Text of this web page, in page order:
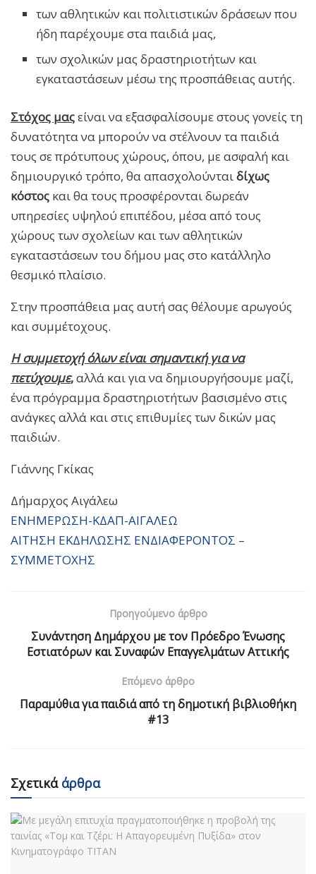
των αθλητικών και πολιτιστικών δράσεων που
ήδη παρέχουμε στα παιδιά μας,
των σχολικών μας δραστηριοτήτων και
εγκαταστάσεων μέσω της προσπάθειας αυτής.
Στόχος μαςείναι να εξασφαλίσουμε στους γονείς τη
δυνατότητα να μπορούν να στέλνουν τα παιδιά
τους σε πρότυπους χώρους, όπου, με ασφαλή και
δημιουργικό τρόπο, θα απασχολούνταιδίχως
κόστος και θα τους προσφέρονται δωρεάν
υπηρεσίες υψηλού επιπέδου, μέσα από τους
χώρους των σχολείων και των αθλητικών
εγκαταστάσεων του δήμου μας στο κατάλληλο
θεσμικό πλαίσιο.
Στην προσπάθεια μας αυτή σας θέλουμε αρωγούς
και συμμέτοχους.
Η συμμετοχή όλων είναι σημαντική για να
πετύχουμε,αλλά και για να δημιουργήσουμε μαζί,
ένα πρόγραμμα δραστηριοτήτων βασισμένο στις
ανάγκες αλλά και στις επιθυμίες των δικών μας
παιδιών.
Γιάννης Γκίκας
Δήμαρχος Αιγάλεω
ΕΝΗΜΕΡΩΣΗ-ΚΔΑΠ-ΑΙΓΑΛΕΩ
ΑΙΤΗΣΗ ΕΚΔΗΛΩΣΗΣ ΕΝΔΙΑΦΕΡΟΝΤΟΣ –
ΣΥΜΜΕΤΟΧΗΣ
Προηγούμενο άρθρο
Συνάντηση Δημάρχου με τον Πρόεδρο Ένωσης
Εστιατόρων και Συναφών Επαγγελμάτων Αττικής
Επόμενο άρθρο
Παραμύθια για παιδιά από τη δημοτική βιβλιοθήκη
#13
Σχετικάάρθρα